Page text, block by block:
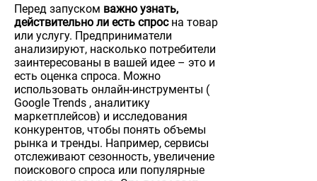
Перед запуском важно узнать,
действительно ли есть спросна товар
или услугу. Предприниматели
анализируют, насколько потребители
заинтересованы в вашей идее – это и
есть оценка спроса. Можно
использовать онлайн-инструменты (
Google Trends , аналитику
маркетплейсов) и исследования
конкурентов, чтобы понять объемы
рынка и тренды. Например, сервисы
отслеживают сезонность, увеличение
поискового спроса или популярные